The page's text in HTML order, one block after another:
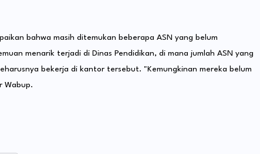
bahwa masih ditemukan beberapa ASN yang belum
menarik terjadi di Dinas Pendidikan, di mana jumlah ASN yang
bekerja di kantor tersebut. "Kemungkinan mereka belum
Wabup.